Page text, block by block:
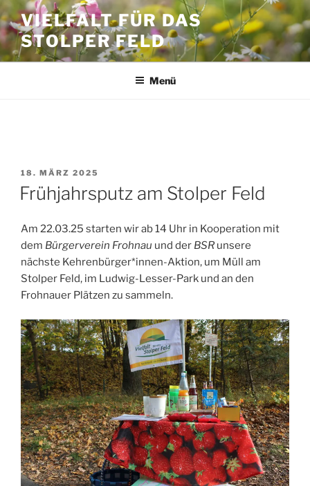
Zum
Inhalt
springen
VIELFALT FÜR DAS
STOLPER FELD
Menü
VERÖFFENTLICHT
AM
18. MÄRZ 2025
Frühjahrsputz am Stolper Feld
Am 22.03.25 starten wir ab 14 Uhr in Kooperation mit
dem Bürgerverein Frohnau und der BSRunsere
nächste Kehrenbürger*innen-Aktion, um Müll am
Stolper Feld, im Ludwig-Lesser-Park und an den
Frohnauer Plätzen zu sammeln.